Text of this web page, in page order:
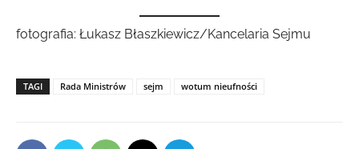
fotografia: Łukasz Błaszkiewicz/Kancelaria Sejmu
TAGI Rada Ministrów sejm wotum nieufności